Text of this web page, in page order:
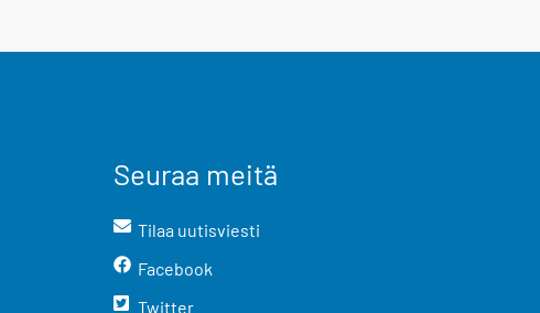
Seuraa meitä
Tilaa uutisviesti
Facebook
Twitter